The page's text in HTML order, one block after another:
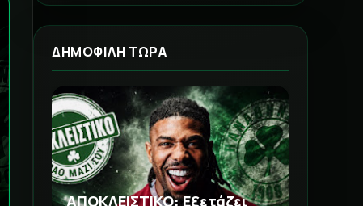
ΔΗΜΟΦΙΛΗ ΤΩΡΑ
ΑΠΟΚΛΕΙΣΤΙΚΟ: Εξετάζει